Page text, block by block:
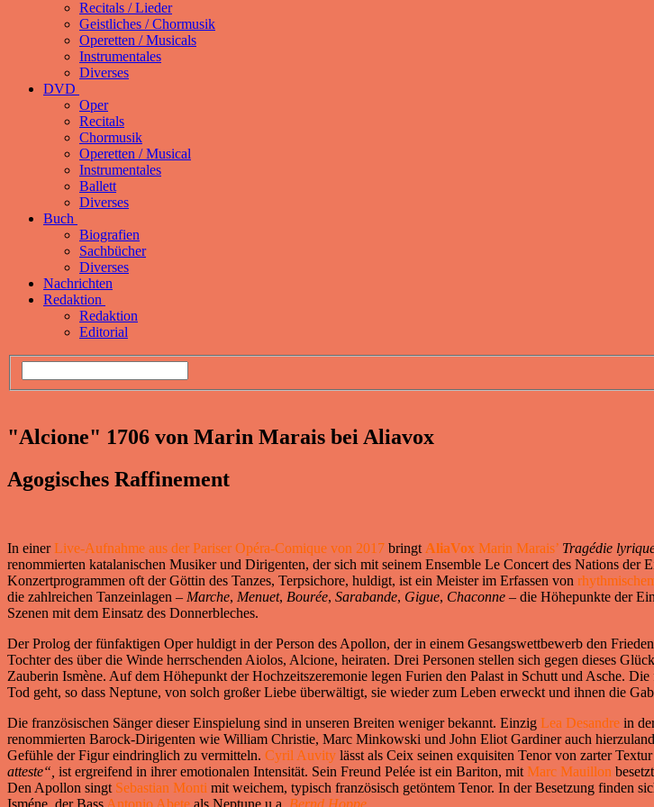
Recitals / Lieder
Geistliches / Chormusik
Operetten / Musicals
Instrumentales
Diverses
DVD
Oper
Recitals
Chormusik
Operetten / Musical
Instrumentales
Ballett
Diverses
Buch
Biografien
Sachbücher
Diverses
Nachrichten
Redaktion
Redaktion
Editorial
"Alcione" 1706 von Marin Marais bei Aliavox
Agogisches Raffinement
In einerLive-Aufnahme aus der Pariser Opéra-Comique von 2017 bringt AliaVox Marin Marais’ Tragédie
renommierten katalanischen Musiker und Dirigenten, der sich mit seinem Ensemble Le Concert des Nations der
Konzertprogrammen oft der Göttin des Tanzes, Terpsichore, huldigt, ist ein Meister im Erfassen von
die zahlreichen Tanzeinlagen – Marche, Menuet, Bourée, Sarabande, Gigue, Chaconne – die Höhepunkte der
Szenen mit dem Einsatz des Donnerbleches.
Der Prolog der fünfaktigen Oper huldigt in der Person des Apollon, der in einem Gesangswettbewerb den
Tochter des über die Winde herrschenden Aiolos, Alcione, heiraten. Drei Personen stellen sich gegen dieses
Zauberin Ismène. Auf dem Höhepunkt der Hochzeitszeremonie legen Furien den Palast in Schutt und Asche.
Tod geht, so dass Neptune, von solch großer Liebe überwältigt, sie wieder zum Leben erweckt und ihnen die
Die französischen Sänger dieser Einspielung sind in unseren Breiten weniger bekannt. Einzig Lea Desandre in
renommierten Barock-Dirigenten wie William Christie, Marc Minkowski und John Eliot Gardiner auch
Gefühle der Figur eindringlich zu vermitteln. Cyril Auvity lässt als Ceix seinen exquisiten Tenor von zarter
atteste“, ist ergreifend in ihrer emotionalen Intensität. Sein Freund Pelée ist ein Bariton, mit Marc Mauillon
Den Apollon singt Sebastian Monti mit weichem, typisch französisch getöntem Tenor. In der Besetzung finden